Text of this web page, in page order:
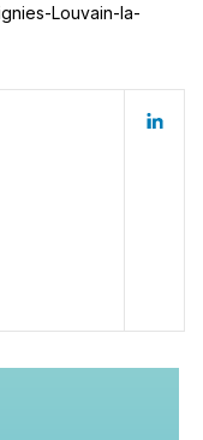
Louvain-la-